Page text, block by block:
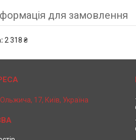
для замовлення
2 318 ₴
17, Київ, Україна